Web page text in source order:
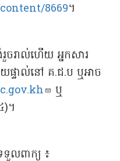
8669។
ចរាល់ហើយ អ្នកសារ
ផ្ទាល់នៅ គ.ជ.ប ឬអាច
ឬ
។
ទួលពាក្យ ៖